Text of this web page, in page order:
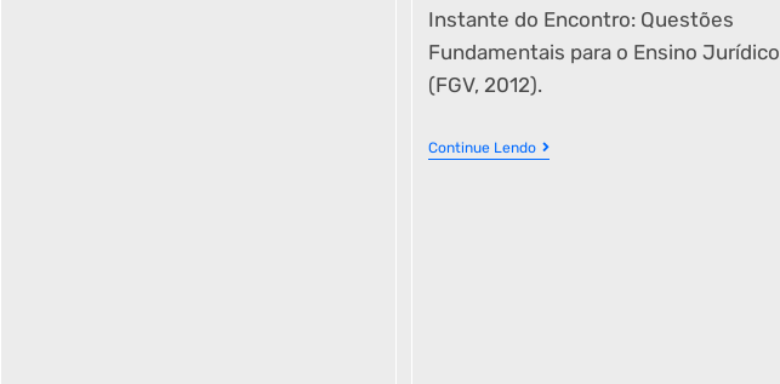
Instante do Encontro: Questões
Fundamentais para o Ensino Jurídico
(FGV, 2012).
Continue Lendo